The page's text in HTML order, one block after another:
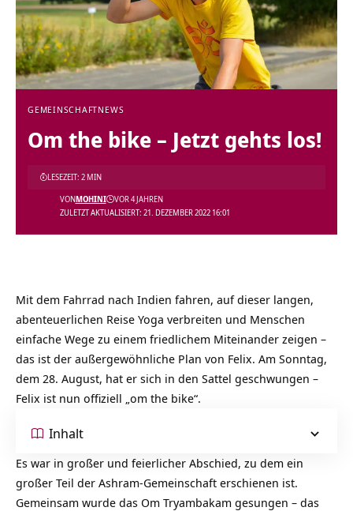
GEMEINSCHAFTNEWS
Om the bike – Jetzt gehts los!
ZULETZT AKTUALISIERT: 21. DEZEMBER 2022 16:01
VONMOHINI VOR 4 JAHREN
LESEZEIT: 2 MIN
Mit dem Fahrrad nach Indien fahren, auf dieser langen,
abenteuerlichen Reise Yoga verbreiten und Menschen
einfache Wege zu einem friedlichem Miteinander zeigen –
das ist der außergewöhnliche Plan von Felix. Am Sonntag,
dem 28. August, hat er sich in den Sattel geschwungen –
Felix ist nun offiziell „om the bike“.
Inhalt
Es war in großer und feierlicher Abschied, zu dem ein
großer Teil der Ashram-Gemeinschaft erschienen ist.
Gemeinsam wurde das Om Tryambakam gesungen – das